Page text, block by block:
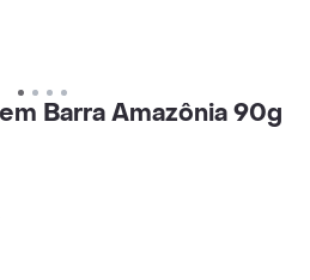
Barra Amazônia 90g